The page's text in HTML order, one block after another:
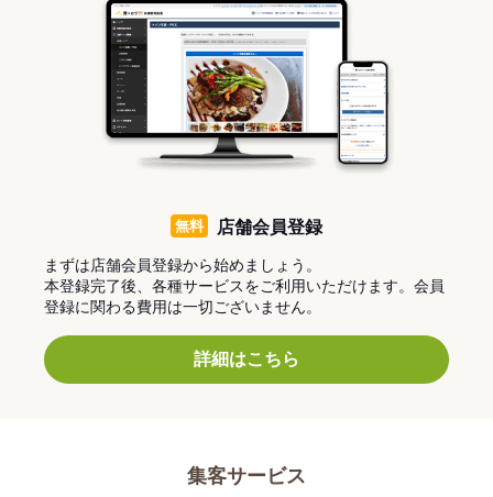
無料 店舗会員登録
まずは店舗会員登録から始めましょう。
本登録完了後、各種サービスをご利用いただけます。会員
登録に関わる費用は一切ございません。
詳細はこちら
集客サービス